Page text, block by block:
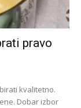
pravo
kvalitetno.
Dobar izbor